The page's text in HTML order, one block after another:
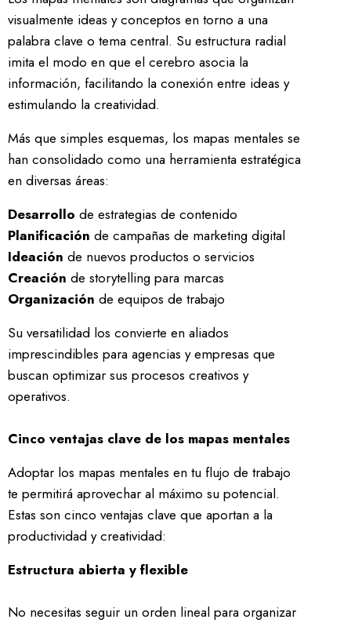
visualmente ideas y conceptos en torno a una
palabra clave o tema central. Su estructura radial
imita el modo en que el cerebro asocia la
información, facilitando la conexión entre ideas y
estimulando la creatividad.
Más que simples esquemas, los mapas mentales se
han consolidado como una herramienta estratégica
en diversas áreas:
Desarrollo de estrategias de contenido
Planificación de campañas de marketing digital
Ideación de nuevos productos o servicios
Creación de storytelling para marcas
Organización de equipos de trabajo
Su versatilidad los convierte en aliados
imprescindibles para agencias y empresas que
buscan optimizar sus procesos creativos y
operativos.
Cinco ventajas clave de los mapas mentales
Adoptar los mapas mentales en tu flujo de trabajo
te permitirá aprovechar al máximo su potencial.
Estas son cinco ventajas clave que aportan a la
productividad y creatividad:
Estructura abierta y flexible
No necesitas seguir un orden lineal para organizar